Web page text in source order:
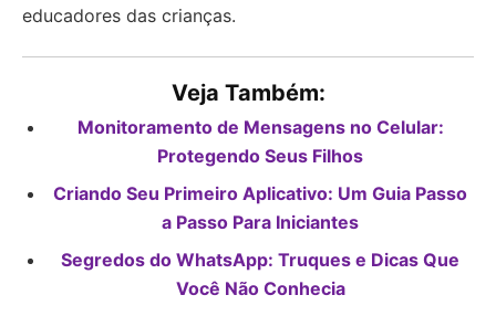
educadores das crianças.
Veja Também:
Monitoramento de Mensagens no Celular:
Protegendo Seus Filhos
Criando Seu Primeiro Aplicativo: Um Guia Passo
a Passo Para Iniciantes
Segredos do WhatsApp: Truques e Dicas Que
Você Não Conhecia